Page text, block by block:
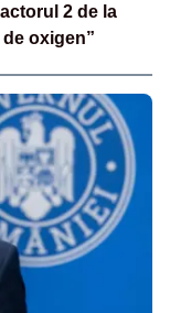
2 de la
oxigen”